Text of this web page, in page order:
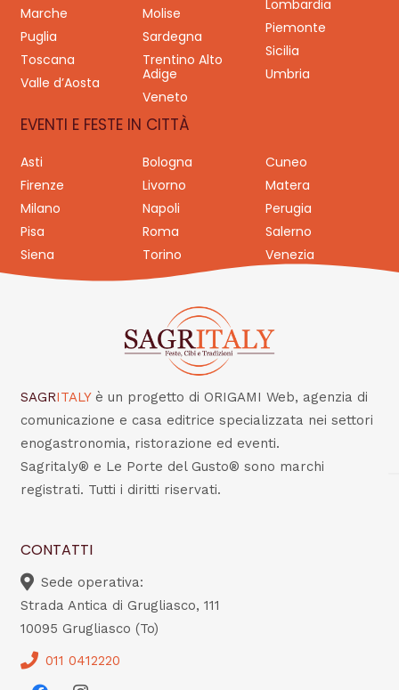
Lombardia
Marche
Molise
Piemonte
Puglia
Sardegna
Sicilia
Toscana
Trentino Alto
Adige
Umbria
Valle d’Aosta
Veneto
EVENTI E FESTE IN CITTÀ
Asti Bologna
Cuneo
Firenze
Livorno
Matera
Milano
Napoli
Perugia
Pisa
Roma
Salerno
Siena
Torino Venezia
SAGRITALY è un progetto di ORIGAMI Web, agenzia di
comunicazione e casa editrice specializzata nei settori
enogastronomia, ristorazione ed eventi.
Sagritaly® e Le Porte del Gusto® sono marchi
registrati. Tutti i diritti riservati.
CONTATTI
Sede operativa:
Strada Antica di Grugliasco, 111
10095 Grugliasco (To)
011 0412220